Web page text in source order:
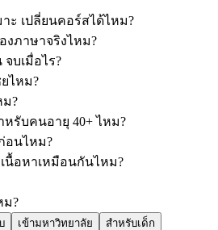
ะ เปลี่ยนคอร์สได้ไหม?
งภาษาจริงไหม?
บเมื่อไร?
ไหม?
?
รับคนอายุ 40+ ไหม?
อนไหม?
เนื้อหาเหมือนกันไหม?
ม?
เข้ามหาวิทยาลัย สำหรับเด็ก